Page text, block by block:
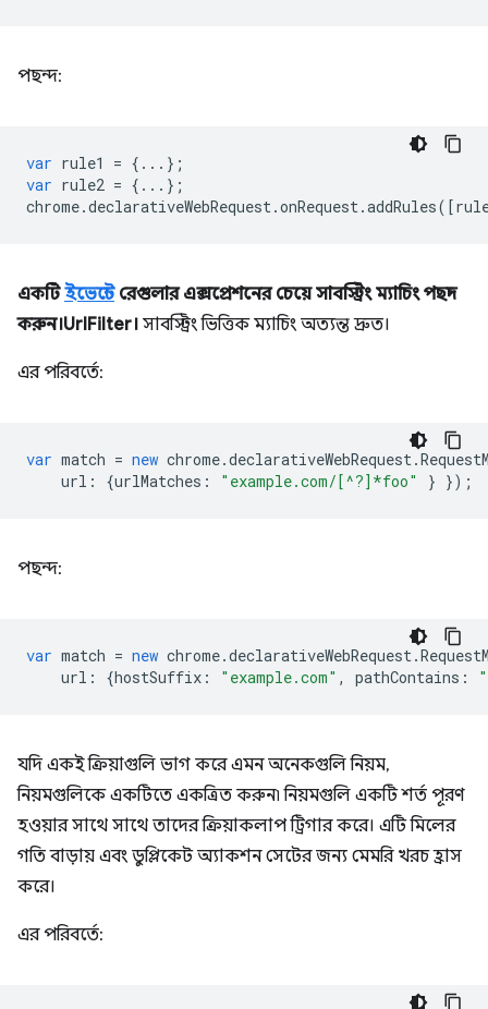
পছন্দ:
var rule1 = {...};
var rule2 = {...};
chrome.declarativeWebRequest.onRequest.addRules([
একটিইভেন্টেরেগুলার এক্সপ্রেশনের চেয়ে সাবস্ট্রিং ম্যাচিং পছন্দ
করুন।UrlFilter। সাবস্ট্রিং ভিত্তিক ম্যাচিং অত্যন্ত দ্রুত।
এর পরিবর্তে:
var match = new chrome.declarativeWebRequest.
url : {urlMatches : "example.com/[^?]*foo" } });
পছন্দ:
var match = new chrome.declarativeWebRequest.
url : {hostSuffix : "example.com" , pathContains :
যদি একই ক্রিয়াগুলি ভাগ করে এমন অনেকগুলি নিয়ম,
নিয়মগুলিকে একটিতে একত্রিত করুন৷ নিয়মগুলি একটি শর্ত পূরণ
হওয়ার সাথে সাথে তাদের ক্রিয়াকলাপ ট্রিগার করে। এটি মিলের
গতি বাড়ায় এবং ডুপ্লিকেট অ্যাকশন সেটের জন্য মেমরি খরচ হ্রাস
করে।
এর পরিবর্তে: